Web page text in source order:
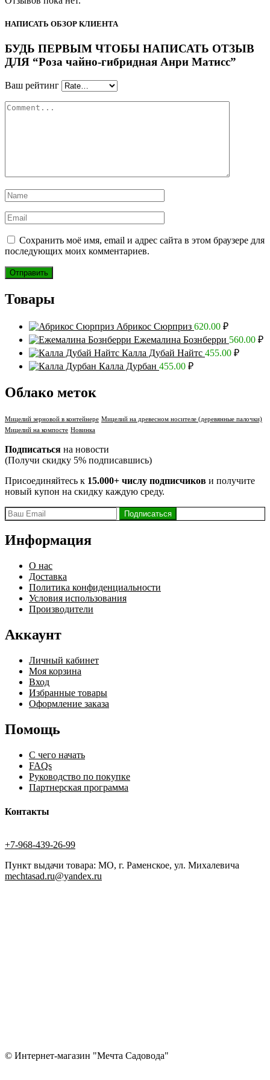
НАПИСАТЬ ОБЗОР КЛИЕНТА
БУДЬ ПЕРВЫМ ЧТОБЫ НАПИСАТЬ ОТЗЫВ
ДЛЯ “Роза чайно-гибридная Анри Матисс”
Ваш рейтинг
Сохранить моё имя, email и адрес сайта в этом браузере для
последующих моих комментариев.
Товары
Абрикос Сюрприз 620.00 ₽
Ежемалина Бознберри 560.00 ₽
Калла Дубай Найтс 455.00 ₽
Калла Дурбан 455.00 ₽
Облако меток
Мицелий зерновой в контейнере Мицелий на древесном носителе (деревянные палочки)
Мицелий на компосте Новинка
Подписаться на новости
(Получи скидку 5% подписавшись)
Присоединяйтесь к 15.000+ числу подписчиков и получите
новый купон на скидку каждую среду.
Информация
О нас
Доставка
Политика конфиденциальности
Условия использования
Производители
Аккаунт
Личный кабинет
Моя корзина
Вход
Избранные товары
Оформление заказа
Помощь
С чего начать
FAQs
Руководство по покупке
Партнерская программа
Контакты
+7-968-439-26-99
Пункт выдачи товара: МО, г. Раменское, ул. Михалевича
mechtasad.ru@yandex.ru
© Интернет-магазин "Мечта Садовода"